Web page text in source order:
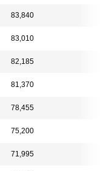
83,840
83,010
82,185
81,370
78,455
75,200
71,995